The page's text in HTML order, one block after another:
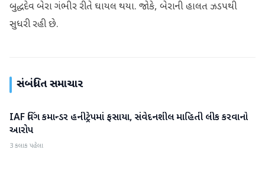
બુદ્ધદેવ બેરા ગંભીર રીતે ઘાયલ થયા. જોકે, બેરાની હાલત ઝડપથી
સુધરી રહી છે.
સંબંધિત સમાચાર
રાષ્ટ્રીય
IAF વિંગ કમાન્ડર હનીટ્રેપમાં ફસાયા, સંવેદનશીલ માહિતી લીક કરવાનો
આરોપ
3 કલાક પહેલા